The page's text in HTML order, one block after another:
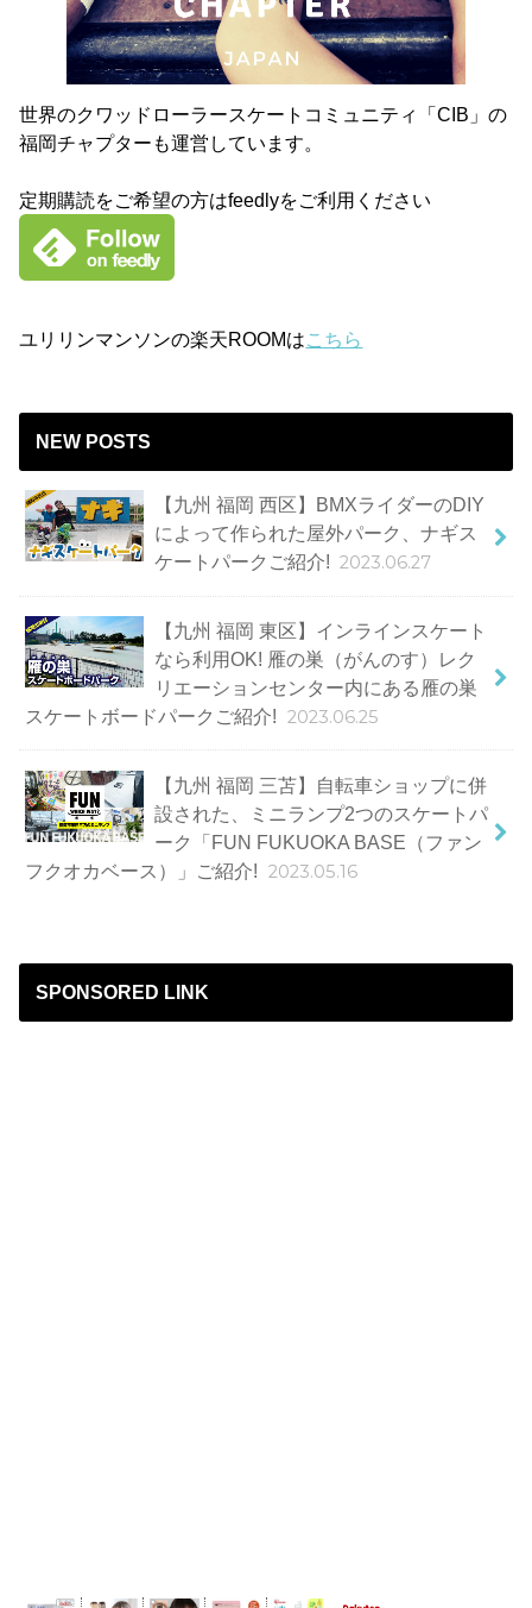
世界のクワッドローラースケートコミュニティ「CIB」の
福岡チャプターも運営しています。
定期購読をご希望の方はfeedlyをご利用ください
ユリリンマンソンの楽天ROOMはこちら
NEW POSTS
【九州 福岡 西区】BMXライダーのDIY
によって作られた屋外パーク、ナギス
ケートパークご紹介! 2023.06.27
【九州 福岡 東区】インラインスケート
なら利用OK! 雁の巣（がんのす）レク
リエーションセンター内にある雁の巣
スケートボードパークご紹介! 2023.06.25
【九州 福岡 三苫】自転車ショップに併
設された、ミニランプ2つのスケートパ
ーク「FUN FUKUOKA BASE（ファン
フクオカベース）」ご紹介! 2023.05.16
SPONSORED LINK